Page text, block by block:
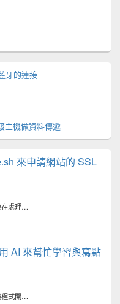
牙的連接
主機做資料傳遞
來申請網站的 SSL
在處理…
AI 來幫忙學習與寫點
程式開…